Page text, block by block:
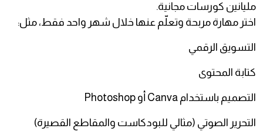
مليانين كورسات مجانية.
اختر مهارة مربحة وتعلّم عنها خلال شهر واحد فقط، مثل:
التسويق الرقمي
كتابة المحتوى
التصميم باستخدام Canva أو Photoshop
التحرير الصوتي (مثالي للبودكاست والمقاطع القصيرة)